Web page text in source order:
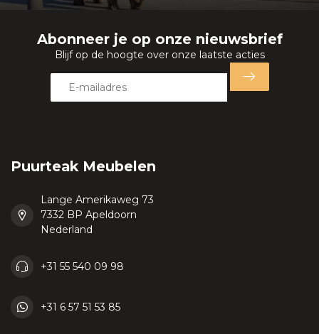
Abonneer je op onze nieuwsbrief
Blijf op de hoogte over onze laatste acties
Puurteak Meubelen
Lange Amerikaweg 73
7332 BP Apeldoorn
Nederland
+31 55 540 09 98
+31 6 57 51 53 85